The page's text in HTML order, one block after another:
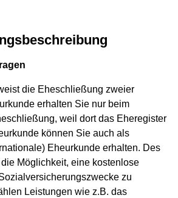
die Eheschließung zweier
erhalten Sie nur beim
weil dort das Eheregister
können Sie auch als
Eheurkunde erhalten. Des
Möglichkeit, eine kostenlose
zu
Leistungen wie z.B. das